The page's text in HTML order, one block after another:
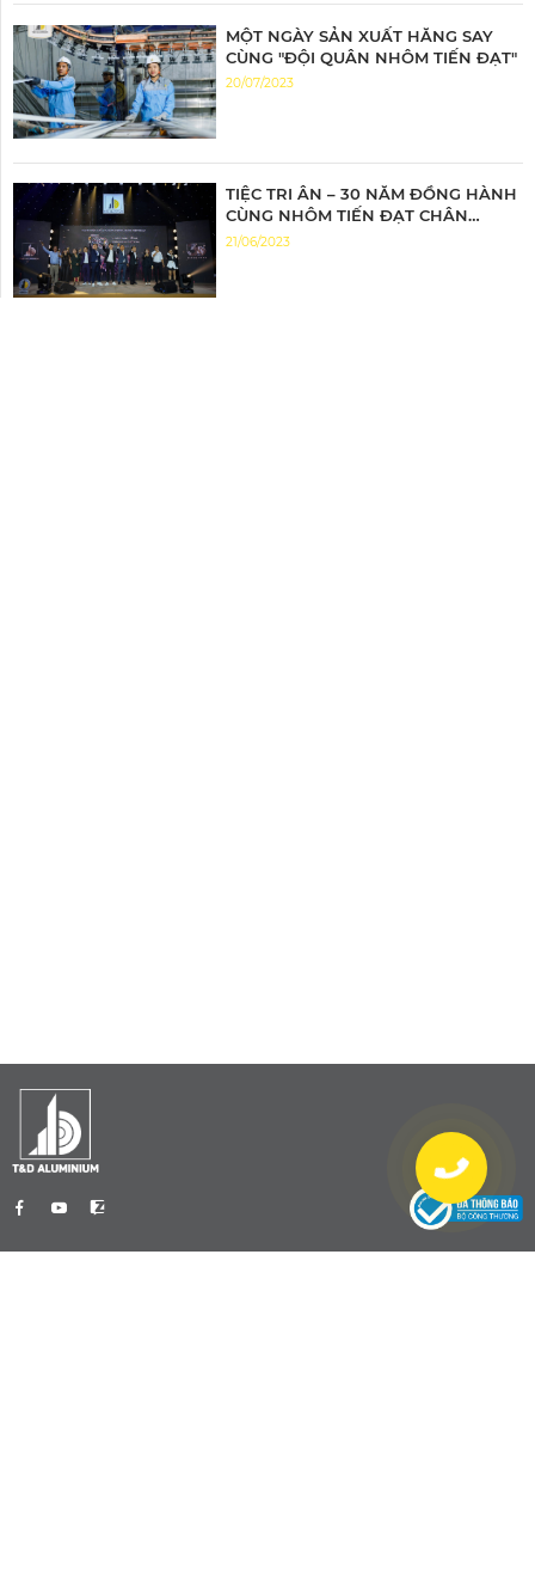
MỘT NGÀY SẢN XUẤT HĂNG SAY
CÙNG "ĐỘI QUÂN NHÔM TIẾN ĐẠT"
20/07/2023
TIỆC TRI ÂN – 30 NĂM ĐỒNG HÀNH
CÙNG NHÔM TIẾN ĐẠT CHÂN
THÀNH TRI ÂN – ĐỒNG HÀNH BỨT
21/06/2023